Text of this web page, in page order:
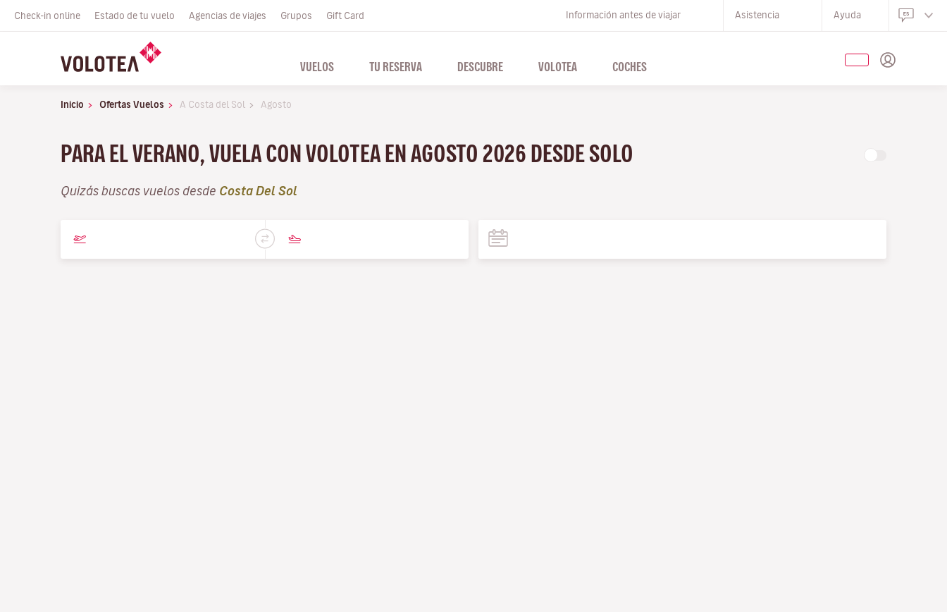
Check-in online Estado de tu vuelo Agencias de viajes Grupos Gift Card Información antes de viajar Asistencia Ayuda
VUELOS TU RESERVA DESCUBRE VOLOTEA COCHES
Inicio Ofertas Vuelos A Costa del Sol Agosto
PARA EL VERANO, VUELA CON VOLOTEA EN AGOSTO 2026 DESDE SOLO
Quizás buscas vuelos desde Costa Del Sol